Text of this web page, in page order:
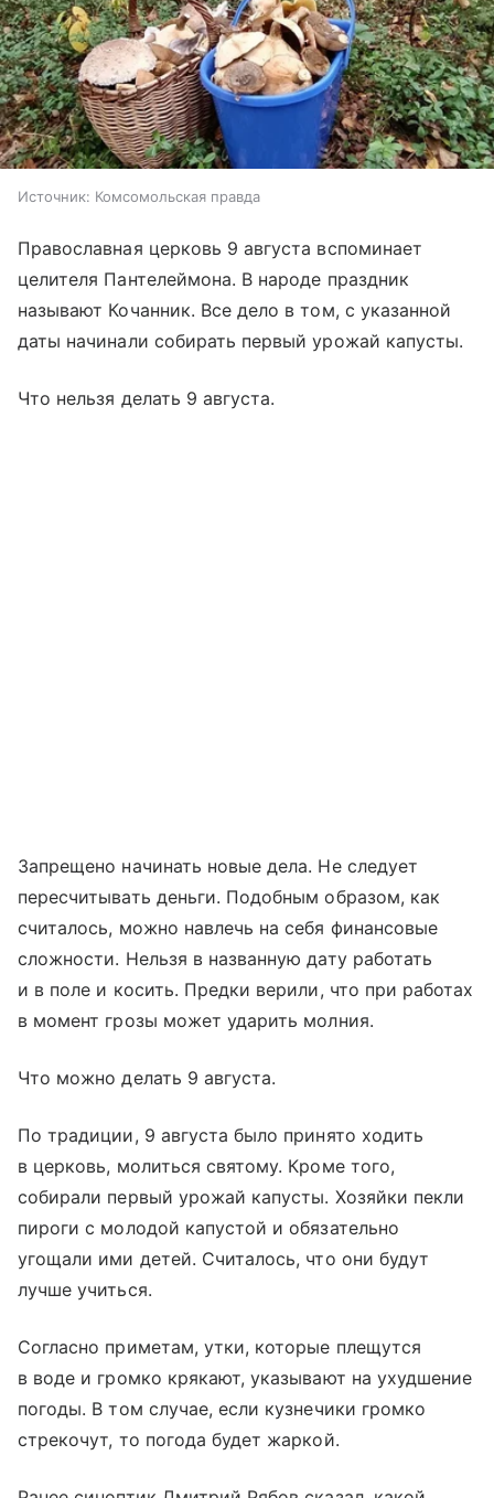
Источник: Комсомольская правда
Православная церковь 9 августа вспоминает
целителя Пантелеймона. В народе праздник
называют Кочанник. Все дело в том, с указанной
даты начинали собирать первый урожай капусты.
Что нельзя делать 9 августа.
Запрещено начинать новые дела. Не следует
пересчитывать деньги. Подобным образом, как
считалось, можно навлечь на себя финансовые
сложности. Нельзя в названную дату работать
и в поле и косить. Предки верили, что при работах
в момент грозы может ударить молния.
Что можно делать 9 августа.
По традиции, 9 августа было принято ходить
в церковь, молиться святому. Кроме того,
собирали первый урожай капусты. Хозяйки пекли
пироги с молодой капустой и обязательно
угощали ими детей. Считалось, что они будут
лучше учиться.
Согласно приметам, утки, которые плещутся
в воде и громко крякают, указывают на ухудшение
погоды. В том случае, если кузнечики громко
стрекочут, то погода будет жаркой.